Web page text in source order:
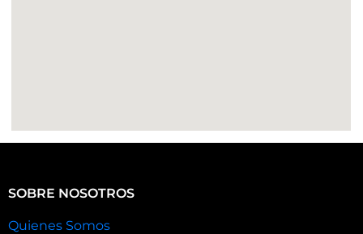
SOBRE NOSOTROS
Quienes Somos